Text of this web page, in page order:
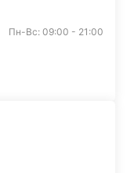
Пн-Вс: 09:00 - 21:00